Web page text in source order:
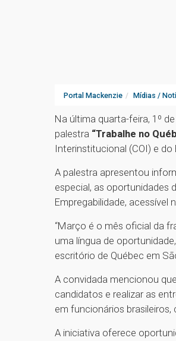
Portal Mackenzie Mídias /
Na última quarta-feira, 1º
palestra “Trabalhe no
Interinstitucional (COI) e
A palestra apresentou
especial, as oportunidades
Empregabilidade, acessível
“Março é o mês oficial da
uma língua de
escritório de Québec em
A convidada mencionou
candidatos e realizar as
em funcionários
A iniciativa oferece